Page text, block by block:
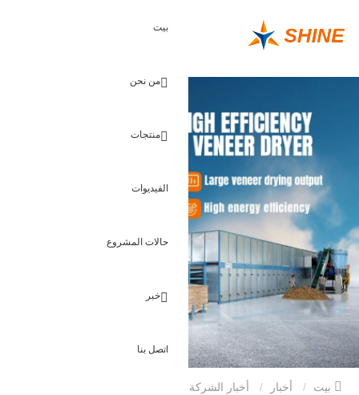
بيت
من نحن
منتجات
الفيديوات
حالات المشروع
خبر
اتصل بنا
أخبار أخبار الشركة